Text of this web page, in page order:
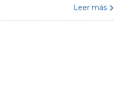
Leer más